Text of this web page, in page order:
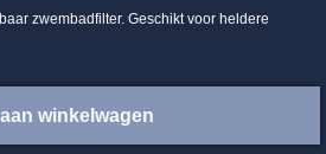
zwembadfilter. Geschikt voor heldere
winkelwagen